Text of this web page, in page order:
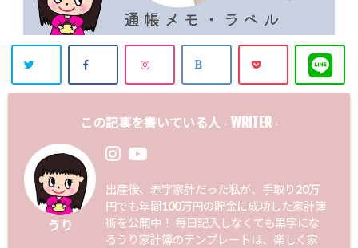
この記事を書いている人 - WRITER-
うり
出産後、赤字家計だった私が、手取り20万
円でも年間100万円の貯金に成功した家計簿
術を公開中！ 毎日記入しなくても黒字にな
るうり家計簿のテンプレートは、楽しく家